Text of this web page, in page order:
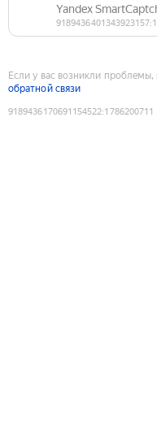
Если у вас возникли
обратной связи
9189436170691154522:1786200711